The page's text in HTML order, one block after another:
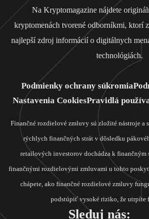
Na Kryptomagazine nájdete
kryptomenách tvorené odborníkmi, ktorí
najlepší zdroj informácií o digitálnych
technológiách.
Podmienky ochrany súkromia
Nastavenia CookiesPravidlá
Finančné rozdielové zmluvy sú zložité nástroje a
rýchlych finančných strát v dôsledku
retailových investorov dochádza k finančným
finančnými rozdielovými zmluvami u tohto
chápete, ako finančné rozdielové zmluvy
podstúpiť vysoké riziko, že utrpíte
Sleduj nás: